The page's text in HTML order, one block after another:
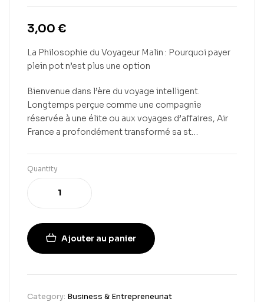
3,00 €
La Philosophie du Voyageur Malin : Pourquoi payer
plein pot n’est plus une option
Bienvenue dans l’ère du voyage intelligent.
Longtemps perçue comme une compagnie
réservée à une élite ou aux voyages d’affaires, Air
France a profondément transformé sa st…
Quantity
Ajouter au panier
Category: Business & Entrepreneuriat